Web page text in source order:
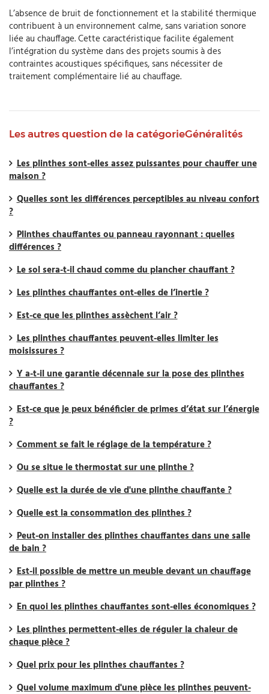
L’absence de bruit de fonctionnement et la stabilité thermique
contribuent à un environnement calme, sans variation sonore
liée au chauffage. Cette caractéristique facilite également
l’intégration du système dans des projets soumis à des
contraintes acoustiques spécifiques, sans nécessiter de
traitement complémentaire lié au chauffage.
Les autres question de la catégorieGénéralités
Les plinthes sont-elles assez puissantes pour chauffer une
maison ?
Quelles sont les différences perceptibles au niveau confort
?
Plinthes chauffantes ou panneau rayonnant : quelles
différences ?
Le sol sera-t-il chaud comme du plancher chauffant ?
Les plinthes chauffantes ont-elles de l’inertie ?
Est-ce que les plinthes assèchent l’air ?
Les plinthes chauffantes peuvent-elles limiter les
moisissures ?
Y a-t-il une garantie décennale sur la pose des plinthes
chauffantes ?
Est-ce que je peux bénéficier de primes d’état sur l’énergie
?
Comment se fait le réglage de la température ?
Ou se situe le thermostat sur une plinthe ?
Quelle est la durée de vie d'une plinthe chauffante ?
Quelle est la consommation des plinthes ?
Peut-on installer des plinthes chauffantes dans une salle
de bain ?
Est-il possible de mettre un meuble devant un chauffage
par plinthes ?
En quoi les plinthes chauffantes sont-elles économiques ?
Les plinthes permettent-elles de réguler la chaleur de
chaque pièce ?
Quel prix pour les plinthes chauffantes ?
Quel volume maximum d'une pièce les plinthes peuvent-